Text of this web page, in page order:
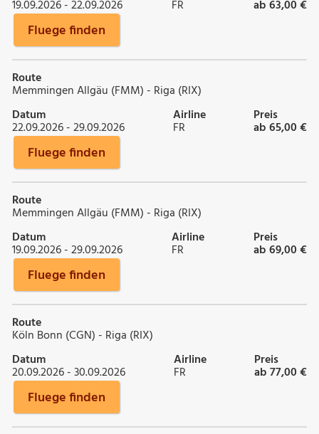
19.09.2026 - 22.09.2026 FR ab 63,00 €
Fluege finden
Route
Memmingen Allgäu (FMM) - Riga (RIX)
Datum
22.09.2026 - 29.09.2026
Airline
FR
Preis
ab 65,00 €
Fluege finden
Route
Memmingen Allgäu (FMM) - Riga (RIX)
Datum
19.09.2026 - 29.09.2026
Airline
FR
Preis
ab 69,00 €
Fluege finden
Route
Köln Bonn (CGN) - Riga (RIX)
Datum
20.09.2026 - 30.09.2026
Airline
FR
Preis
ab 77,00 €
Fluege finden